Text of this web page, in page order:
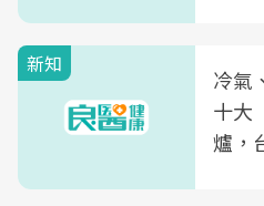
光田
康
新知
冷氣
十大
爐，